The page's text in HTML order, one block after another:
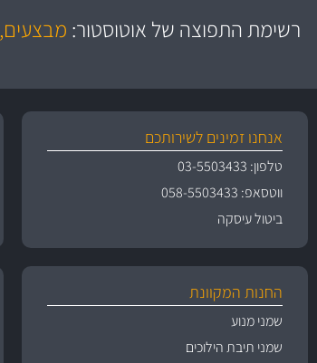
באמצעות צ'יטה
משלוחים
במחיר
רשימת התפוצה של אוטוסטור:
אנחנו זמינים לשירותכם
טלפון: 03-5503433
ווטסאפ: 058-5503433
ביטול עיסקה
החנות המקוונת
שמני מנוע
שמני תיבת הילוכים